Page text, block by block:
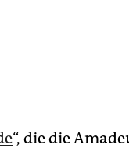
“, die die